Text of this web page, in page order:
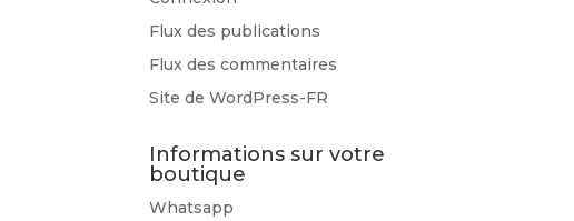
Flux des publications
Flux des commentaires
Site de WordPress-FR
Informations sur votre
boutique
Whatsapp